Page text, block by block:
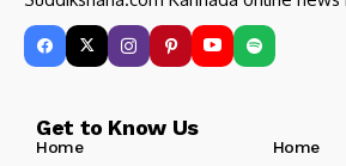
Get to Know Us
Home
Home